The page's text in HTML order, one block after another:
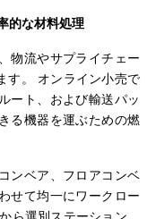
的な材料処理
物流やサプライチェー
す。 オンライン小売で
ート、および輸送パッ
る機器を運ぶための燃
ンベア、フロアコンベ
せて均一にワークロー